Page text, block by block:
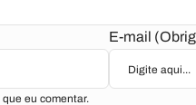
E-mail
eu comentar.